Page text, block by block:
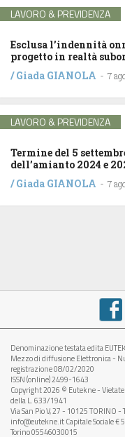
LAVORO & PREVIDENZA
Esclusa l’indennità
progetto in realtà
/Giada GIANOLA - 7
LAVORO & PREVIDENZA
Termine del 5
dell’amianto 2024 e
/Giada GIANOLA - 7
Denominazione testata edita
Mezzo di diffusione Elettronica -
registrazione 08/02/2020
ISSN (online) 2499-1643
Copyright 2026 © Eutekne -
della L. 633/1941
Via San Pio V, 27 - 10125 TORINO
info@eutekne.it Capitale Sociale €
Torino 05546030015